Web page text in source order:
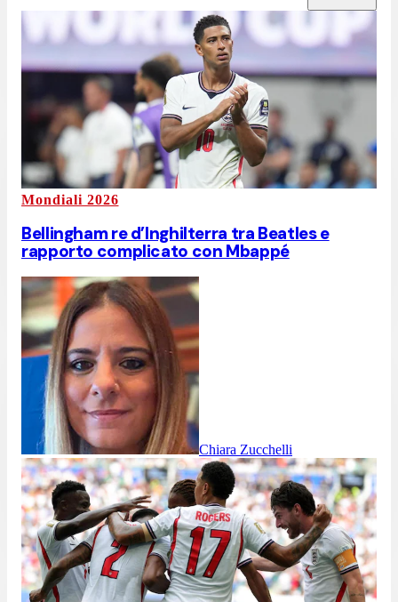
Mondiali 2026
Bellingham re d’Inghilterra tra Beatles e
rapporto complicato con Mbappé
Chiara Zucchelli